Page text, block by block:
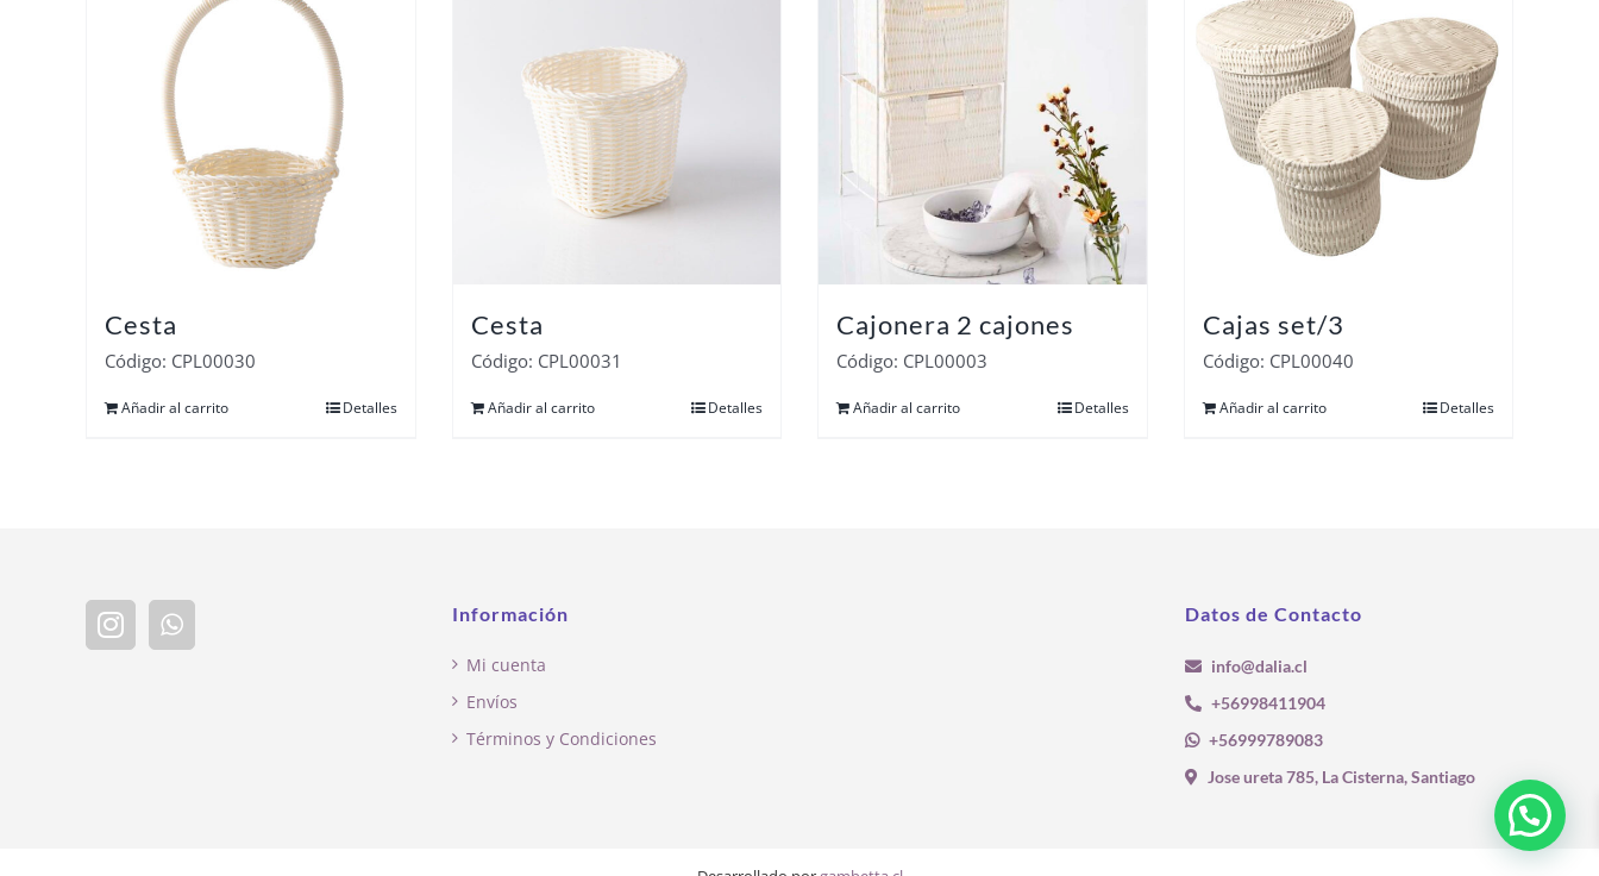
Cesta
Código: CPL00030
Añadir al carrito Detalles
Cesta
Código: CPL00031
Añadir al carrito Detalles
Cajonera 2 cajones
Código: CPL00003
Añadir al carrito Detalles
Cajas set/3
Código: CPL00040
Añadir al carrito Detalles
Información
Mi cuenta
Envíos
Términos y Condiciones
Datos de Contacto
info@dalia.cl
+56998411904
+56999789083
Jose ureta 785, La Cisterna, Santiago